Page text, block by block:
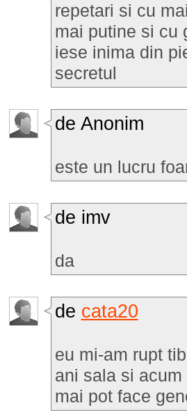
repetari si cu
mai putine si cu
iese inima din
secretul
de Anonim
este un lucru
de imv
da
de cata20
eu mi-am rupt
ani sala si
mai pot face